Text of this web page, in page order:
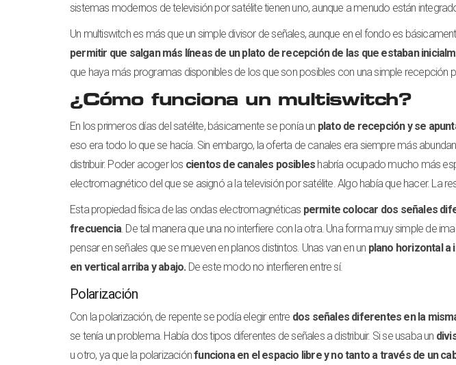
sistemas modernos de televisión por satélite tienen uno, aunque a menudo están
Un multiswitch es más que un simple divisor de señales, aunque en el fondo es
permitir que salgan más líneas de un plato de recepción de las que estaban
que haya más programas disponibles de los que son posibles con una simple recepción
¿Cómo funciona un multiswitch?
En los primeros días del satélite, básicamente se ponía un plato de recepción y se
eso era todo lo que se hacía. Sin embargo, la oferta de canales era siempre más
distribuir. Poder acoger los cientos de canales posibles habría ocupado mucho más
electromagnético del que se asignó a la televisión por satélite. Algo había que hacer. La
Esta propiedad física de las ondas electromagnéticas permite colocar dos señales
frecuencia . De tal manera que una no interfiere con la otra. Una forma muy simple de
pensar en señales que se mueven en planos distintos. Unas van en un plano horizontal a
en vertical arriba y abajo. De este modo no interfieren entre sí.
Polarización
Con la polarización, de repente se podía elegir entre dos señales diferentes en la
se tenía un problema. Había dos tipos diferentes de señales a distribuir. Si se usaba un
u otro, ya que la polarizaciónfunciona en el espacio libre y no tanto a través de un